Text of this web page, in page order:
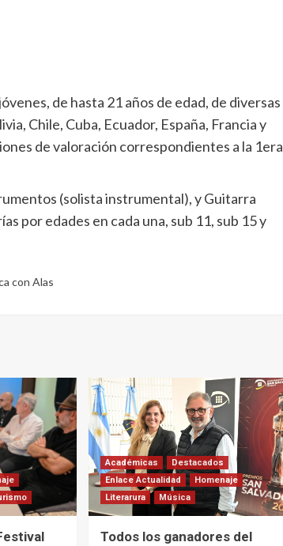
de hasta 21 años de edad, de diversas
Chile, Cuba, Ecuador, España, Francia y
de valoración correspondientes a la 1era
(solista instrumental), y Guitarra
por edades en cada una, sub 11, sub 15 y
con Alas
Académicas
Destacados
Enlace Actualidad
Homenaje
Literarura
Música
Todos los ganadores del